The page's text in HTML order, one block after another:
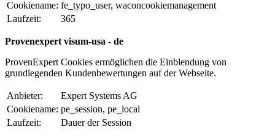
Cookiename: fe_typo_user, waconcookiemanagement
Laufzeit:
365
Provenexpert visum-usa - de
ProvenExpert Cookies ermöglichen die Einblendung von
grundlegenden Kundenbewertungen auf der Webseite.
Anbieter:
Expert Systems AG
Cookiename: pe_session, pe_local
Laufzeit:
Dauer der Session